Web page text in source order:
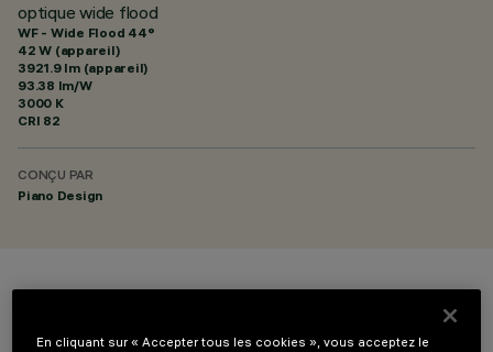
optique wide flood
WF - Wide Flood 44°
42 W (appareil)
3921.9 lm (appareil)
93.38 lm/W
3000 K
CRI 82
CONÇU PAR
Piano Design
En cliquant sur « Accepter tous les cookies », vous acceptez le